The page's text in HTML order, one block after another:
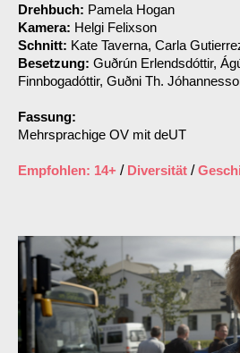
Drehbuch: Pamela Hogan
Kamera: Helgi Felixson
Schnitt: Kate Taverna, Carla
Besetzung: Guðrún Erlendsdóttir,
Finnbogadóttir, Guðni Th.
Fassung:
Mehrsprachige OV mit deUT
Empfohlen: 14+ / Diversität /